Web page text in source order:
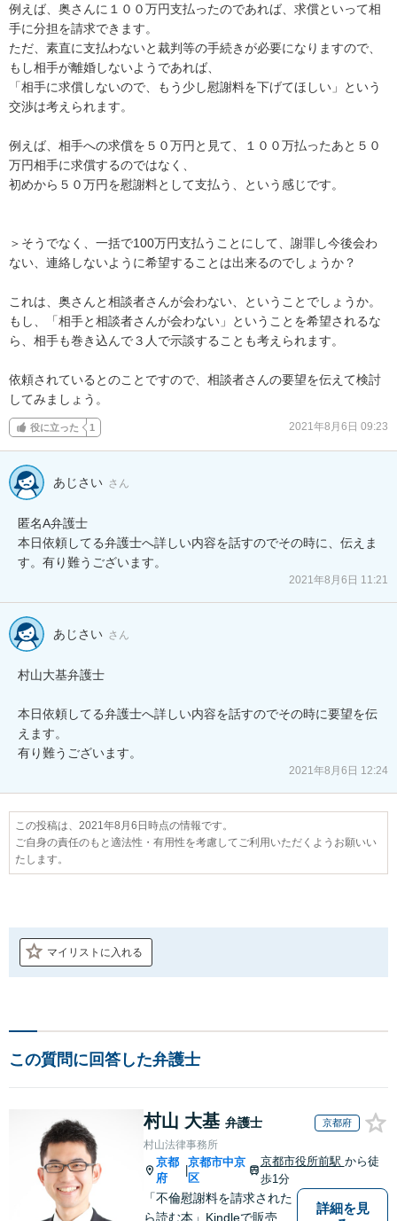
例えば、奥さんに１００万円支払ったのであれば、求償といって相
手に分担を請求できます。
ただ、素直に支払わないと裁判等の手続きが必要になりますので、
もし相手が離婚しないようであれば、
「相手に求償しないので、もう少し慰謝料を下げてほしい」という
交渉は考えられます。
例えば、相手への求償を５０万円と見て、１００万払ったあと５０
万円相手に求償するのではなく、
初めから５０万円を慰謝料として支払う、という感じです。
＞そうでなく、一括で100万円支払うことにして、謝罪し今後会わ
ない、連絡しないように希望することは出来るのでしょうか？
これは、奥さんと相談者さんが会わない、ということでしょうか。
もし、「相手と相談者さんが会わない」ということを希望されるな
ら、相手も巻き込んで３人で示談することも考えられます。
依頼されているとのことですので、相談者さんの要望を伝えて検討
してみましょう。
役に立った 1 2021年8月6日 09:23
あじさい さん
匿名A弁護士
本日依頼してる弁護士へ詳しい内容を話すのでその時に、伝えま
す。有り難うございます。
2021年8月6日 11:21
あじさい さん
村山大基弁護士
本日依頼してる弁護士へ詳しい内容を話すのでその時に要望を伝
えます。
有り難うございます。
2021年8月6日 12:24
この投稿は、2021年8月6日時点の情報です。
ご自身の責任のもと適法性・有用性を考慮してご利用いただくようお願いい
たします。
マイリストに入れる
この質問に回答した弁護士
村山 大基 弁護士 京都府
村山法律事務所
京都
府
|
京都市中京
区
京都市役所前駅 から徒
歩1分
「不倫慰謝料を請求された
ら読む本」Kindleで販売
詳細を見